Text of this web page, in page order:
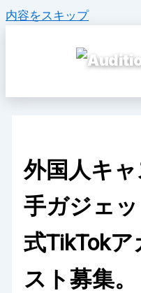
内容をスキップ
外国人キ
手ガジェ
式TikTok
スト募集。